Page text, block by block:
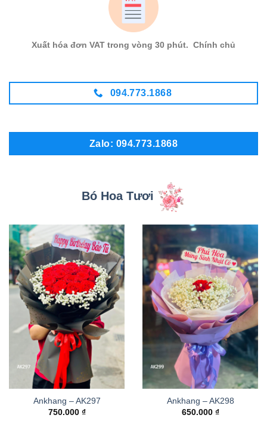
Xuất hóa đơn VAT trong vòng 30 phút. Chính chủ
094.773.1868
Zalo: 094.773.1868
Bó Hoa Tươi
Ankhang – AK297
750.000 ₫
Ankhang – AK298
650.000 ₫